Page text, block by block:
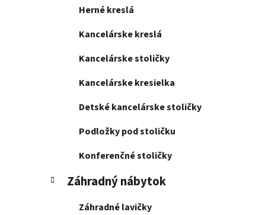
Herné kreslá
Kancelárske kreslá
Kancelárske stoličky
Kancelárske kresielka
Detské kancelárske stoličky
Podložky pod stoličku
Konferenčné stoličky
Záhradný nábytok
Záhradné lavičky